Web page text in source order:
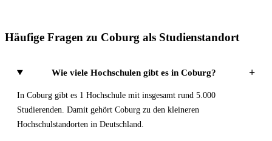
Häufige Fragen zu Coburg als Studienstandort
Wie viele Hochschulen gibt es in Coburg? +
In Coburg gibt es 1 Hochschule mit insgesamt rund 5.000
Studierenden. Damit gehört Coburg zu den kleineren
Hochschulstandorten in Deutschland.